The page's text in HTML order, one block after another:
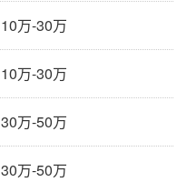
10万-30万
10万-30万
30万-50万
30万-50万